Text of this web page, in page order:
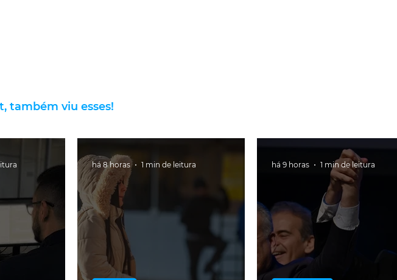
também viu esses!
há 8 horas 1 min de leitura há 9 horas 1 min de leitura